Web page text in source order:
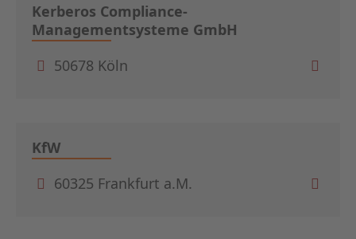
Kerberos Compliance-
Managementsysteme GmbH
50678 Köln
KfW
60325 Frankfurt a.M.